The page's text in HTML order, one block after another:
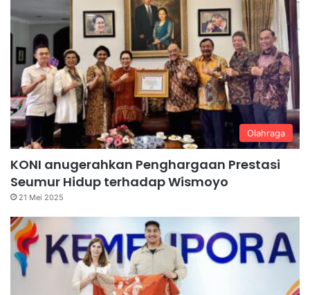
Olahraga
KONI anugerahkan Penghargaan Prestasi
Seumur Hidup terhadap Wismoyo
21 Mei 2025